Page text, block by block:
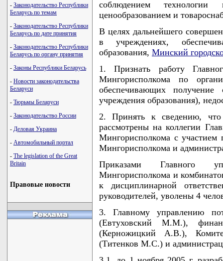
- Законодательство Республики
Беларусь по темам
- Законодательство Республики
Беларусь по дате принятия
- Законодательство Республики
Беларусь по органу принятия
- Законы Республики Беларусь
- Новости законодательства
Беларуси
- Тюрьмы Беларуси
- Законодательство России
- Деловая Украина
- Автомобильный портал
- The legislation of the Great
Britain
Правовые новости
соблюдением
ценообразованием и
В целях дальнейшего
в учреждениях,
образования, Минский
1. Признать работу
Мингорисполкома по
обеспечивающих получение
учреждения образования),
2. Принять к сведению,
рассмотрены на коллегии
Мингорисполкома с участием
Мингорисполкома и
Приказами Главного
Мингорисполкома и
к дисциплинарной
руководителей, уволены 4
3. Главному управлению
(Евтуховский М.М.),
(Керножицкий А.В.),
(Титенков М.С.) и